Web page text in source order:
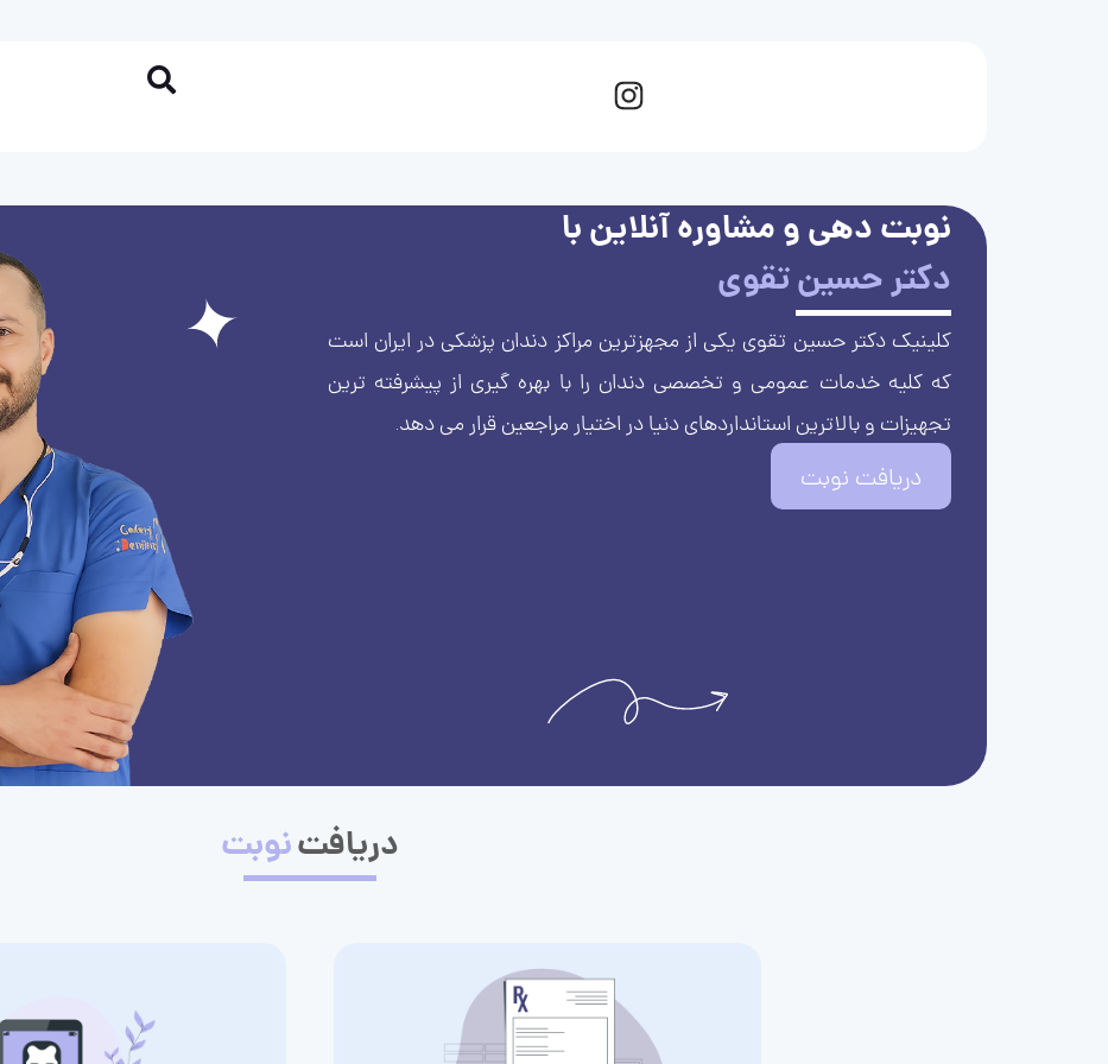
نوبت دهی و مشاوره آنلاین با
دکتر حسین تقوی
کلینیک دکتر حسین تقوی یکی از مجهزترین مراکز دندان پزشکی در ایران است
که کلیه خدمات عمومی و تخصصی دندان را با بهره گیری از پیشرفته ترین
تجهیزات و بالاترین استانداردهای دنیا در اختیار مراجعین قرار می دهد.
دریافت نوبت
دریافتنوبت